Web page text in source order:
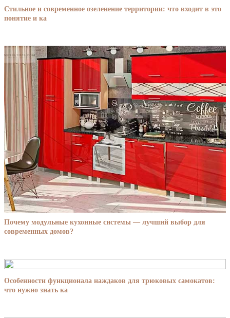
Стильное и современное озеленение территории: что входит в это
понятие и ка
Почему модульные кухонные системы — лучший выбор для
современных домов?
Особенности функционала наждаков для трюковых самокатов:
что нужно знать ка